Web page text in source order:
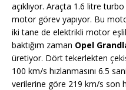
açıklıyor. Araçta 1.6 litre
motor görev yapıyor. Bu
iki tane de elektrikli motor
baktığım zaman Opel
üretiyor. Dört tekerlekten
100 km/s hızlanmasını 6.5
verilerine göre 219 km/s son